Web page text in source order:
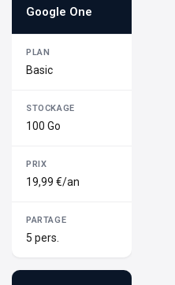
Google One
Basic
100 Go
19,99 €/an
5 pers.